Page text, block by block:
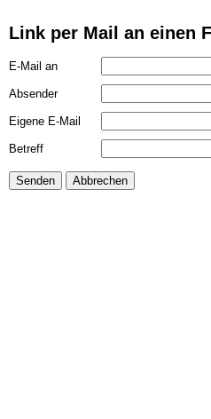
Link per Mail an einen
E-Mail an
Absender
Eigene E-Mail
Betreff
Senden Abbrechen